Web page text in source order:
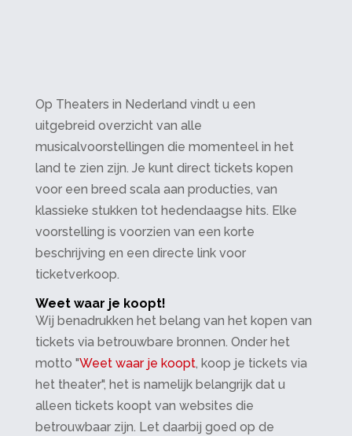
Op Theaters in Nederland vindt u een
uitgebreid overzicht van alle
musicalvoorstellingen die momenteel in het
land te zien zijn. Je kunt direct tickets kopen
voor een breed scala aan producties, van
klassieke stukken tot hedendaagse hits. Elke
voorstelling is voorzien van een korte
beschrijving en een directe link voor
ticketverkoop.
Weet waar je koopt!
Wij benadrukken het belang van het kopen van
tickets via betrouwbare bronnen. Onder het
motto "Weet waar je koopt, koop je tickets via
het theater", het is namelijk belangrijk dat u
alleen tickets koopt van websites die
betrouwbaar zijn. Let daarbij goed op de